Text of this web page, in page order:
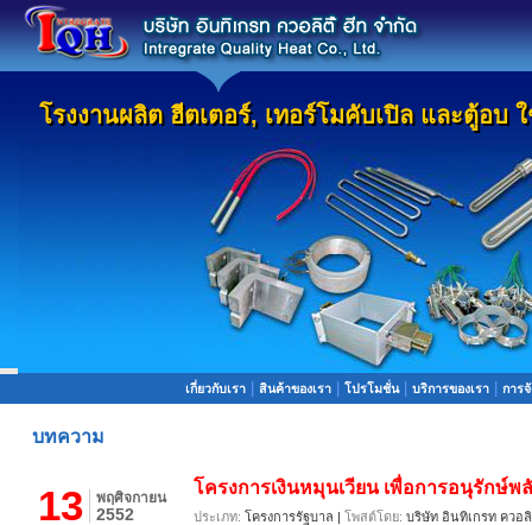
โรงงานผลิต ฮีตเตอร์, เทอร์โมคับเปิล และตู้อ
โรงงานผลิต ฮีตเตอร์, เทอร์โมคับเปิล และตู้อบ
เกี่ยวกับเรา สินค้าของเรา โปรโมชั่น| บริการของเรา การ
บทความ
พฤศิจกายน
2552
13 โครงการเงินหมุนเวียน เพื่อการอนุรักษ์พ
ประเภท: โครงการรัฐบาล | โพสต์โดย: บริษัท อินทิเกรท ควอ